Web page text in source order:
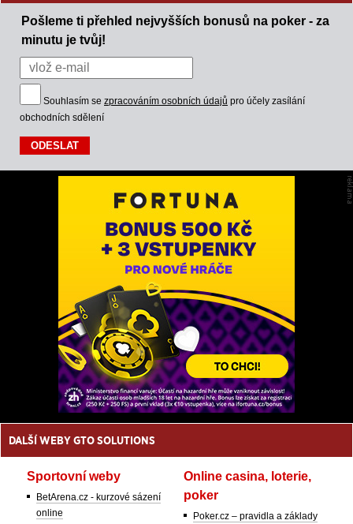
Pošleme ti přehled nejvyšších bonusů na poker - za
minutu je tvůj!
Souhlasím se zpracováním osobních údajů pro účely zasílání
obchodních sdělení
DALŠÍ WEBY GTO SOLUTIONS
Sportovní weby
BetArena.cz - kurzové sázení
online
Online casina, loterie,
poker
Poker.cz – pravidla a základy